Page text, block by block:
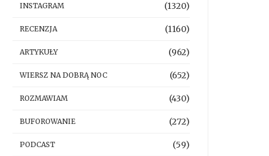
INSTAGRAM (1320)
RECENZJA (1160)
ARTYKUŁY (962)
WIERSZ NA DOBRĄ NOC (652)
ROZMAWIAM (430)
BUFOROWANIE (272)
PODCAST (59)